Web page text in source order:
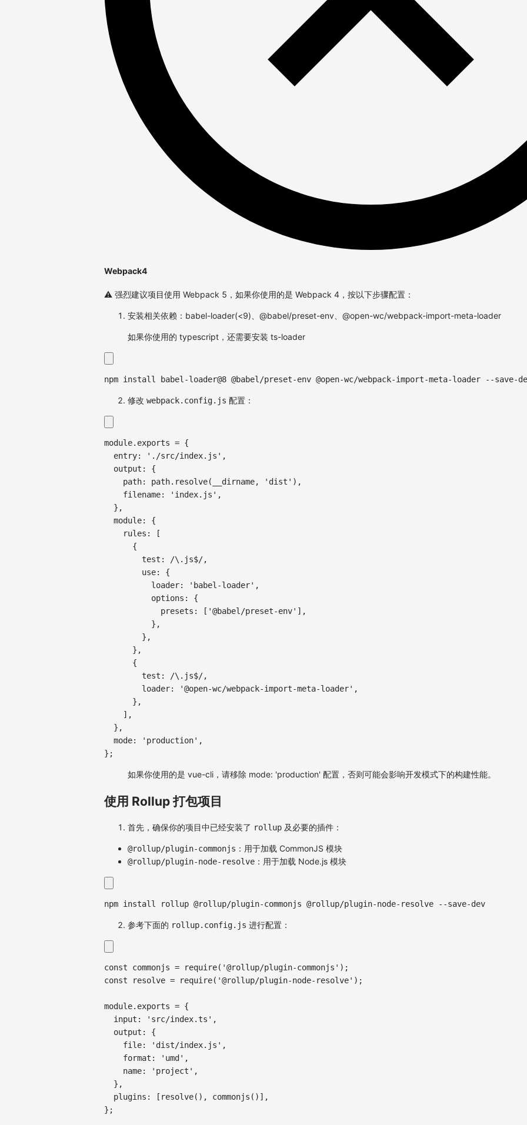
Webpack4
⚠️ 强烈建议项目使用 Webpack 5，如果你使用的是 Webpack 4，按以下步骤配置：
安装相关依赖：babel-loader(<9)、@babel/preset-env、@open-wc/webpack-import-meta-loader
如果你使用的 typescript，还需要安装 ts-loader
npm install babel-loader@8 @babel/preset-env @open-wc/webpack-import-meta-loader --save-
修改 webpack.config.js 配置：
module. exports = {
entry: './src/index.js' ,
output :
{
path: path. resolve( __dirname, 'dist' ) ,
filename: 'index.js' ,
} ,
module:
{
rules :
[
{
test : /\.js$/,
use:
{
loader: 'babel-loader' ,
options :
{
presets : [ '@babel/preset-env' ] ,
} ,
} ,
} ,
{
test : /\.js$/,
loader: '@open-wc/webpack-import-meta-loader' ,
} ,
] ,
} ,
mode: 'production' ,
} ;
如果你使用的是 vue-cli，请移除 mode: 'production' 配置，否则可能会影响开发模式下的构建性能。
使用 Rollup 打包项目
首先，确保你的项目中已经安装了 rollup 及必要的插件：
@rollup/plugin-commonjs ：用于加载 CommonJS 模块
@rollup/plugin-node-resolve ：用于加载 Node.js 模块
npm install rollup @rollup/plugin-commonjs @rollup/plugin-node-resolve --save-dev
参考下面的 rollup.config.js 进行配置：
const commonjs = require( '@rollup/plugin-commonjs' ) ;
const resolve = require( '@rollup/plugin-node-resolve' ) ;
module. exports = {
input : 'src/index.ts' ,
output :
{
file: 'dist/index.js' ,
format : 'umd' ,
name: 'project' ,
} ,
plugins : [ resolve( ) , commonjs ( ) ] ,
} ;